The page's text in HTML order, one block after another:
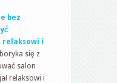
bez
relaksowi i
się z
salon
relaksowi i